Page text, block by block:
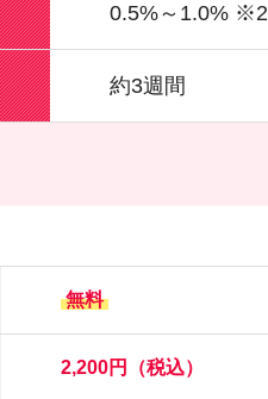
0.5%～1.0%
約3週間
無料
2,200円（税込）